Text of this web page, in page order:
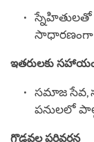
సాధారణంగా
ఇతరులకు
సమాజ సేవ,
పనులలో
గొడవల పరివర్తన